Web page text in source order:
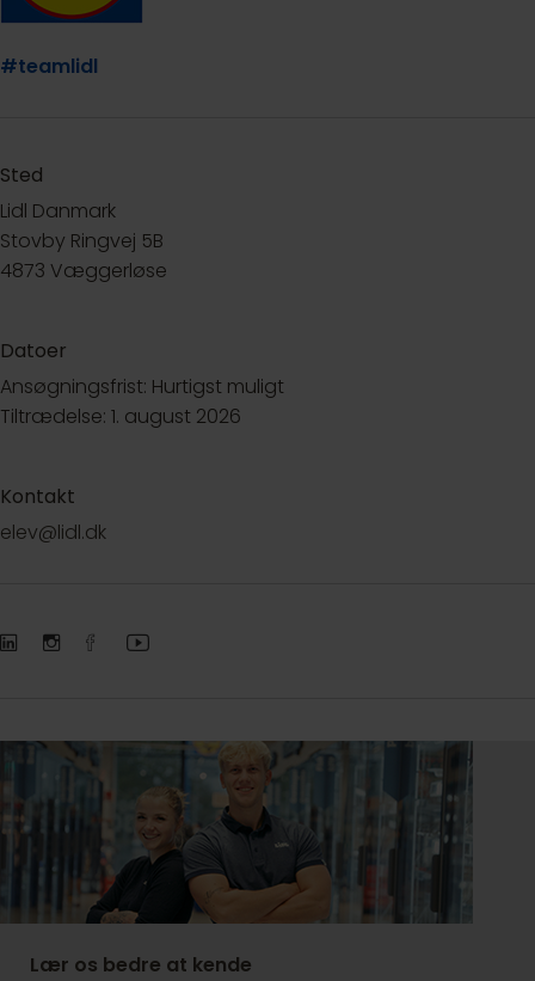
#teamlidl
Sted
Lidl Danmark
Stovby Ringvej 5B
4873 Væggerløse
Datoer
Ansøgningsfrist: Hurtigst muligt
Tiltrædelse: 1. august 2026
Kontakt
elev@lidl.dk
Lær os bedre at kende